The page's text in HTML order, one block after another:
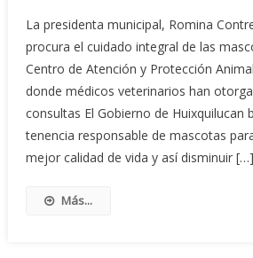
La presidenta municipal, Romina
procura el cuidado integral de las
Centro de Atención y Protección
donde médicos veterinarios han
consultas El Gobierno de Huixquilucan
tenencia responsable de mascotas
mejor calidad de vida y así disminuir […]
Más...